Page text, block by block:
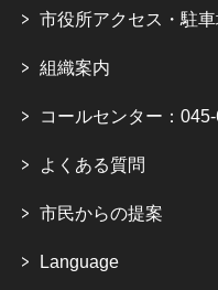
市役所アクセス・駐
組織案内
コールセンター：
よくある質問
市民からの提案
Language